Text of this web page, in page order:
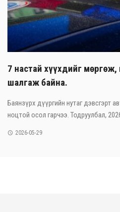
7 настай хүүхдийг мөргөж,
шалгаж байна.
Баянзүрх дүүргийн нутаг дэвсгэрт
ноцтой осол гарчээ. Тодруулбал,
2026-05-29